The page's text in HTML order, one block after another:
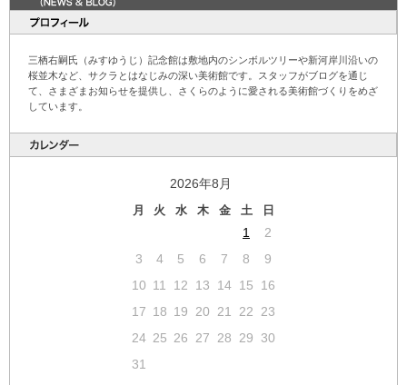
三栖右嗣氏（みすゆうじ）記念館は敷地内のシンボルツリーや新河岸川沿いの
桜並木など、サクラとはなじみの深い美術館です。スタッフがブログを通じ
て、さまざまお知らせを提供し、さくらのように愛される美術館づくりをめざ
しています。
2026年8月
月 火 水 木 金 土 日
1
2
3
4 5 6 7 8
9
10 11 12 13 14 15
16
17 18 19 20 21 22
23
24 25 26 27 28 29
30
31